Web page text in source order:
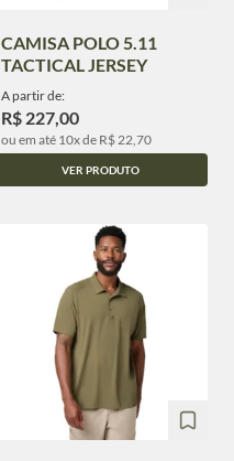
CAMISA POLO 5.11
TACTICAL JERSEY
A partir de:
R$ 227,00
ou em até 10x de R$ 22,70
VER PRODUTO